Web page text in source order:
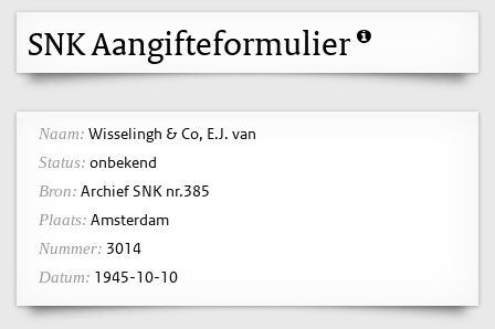
SNK Aangifteformulier
Naam: Wisselingh & Co, E.J. van
Status: onbekend
Bron: Archief SNK nr.385
Plaats: Amsterdam
Nummer: 3014
Datum: 1945-10-10